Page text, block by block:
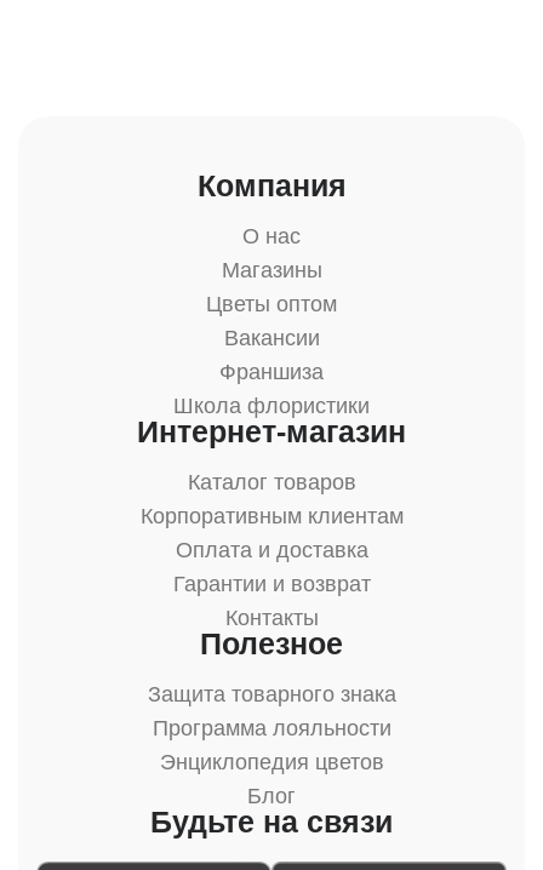
Компания
О нас
Магазины
Цветы оптом
Вакансии
Франшиза
Школа флористики
Интернет-магазин
Каталог товаров
Корпоративным клиентам
Оплата и доставка
Гарантии и возврат
Контакты
Полезное
Защита товарного знака
Программа лояльности
Энциклопедия цветов
Блог
Будьте на связи